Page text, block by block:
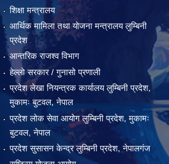
शिक्षा मन्त्रालय
आर्थिक मामिला तथा योजना मन्त्रालय लुम्बिनी
प्रदेश
आन्तरिक राजश्व विभाग
हेल्लो सरकार / गुनासो प्रणाली
प्रदेश लेखा नियन्त्रक कार्यालय लुम्बिनी प्रदेश,
मुकामः बुटवल, नेपाल
प्रदेश लोक सेवा आयोग लुम्बिनी प्रदेश, मुकामः
बुटवल, नेपाल
प्रदेश सुसासन केन्द्र लुम्बिनी प्रदेश, नेपालगंज